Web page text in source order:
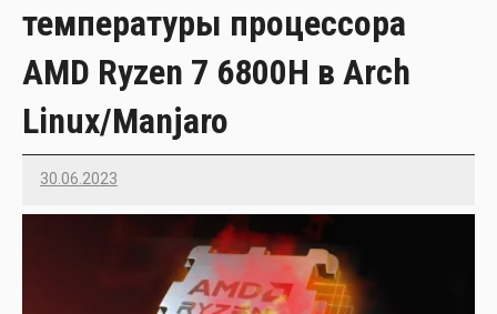
температуры процессора
AMD Ryzen 7 6800H в Arch
Linux/Manjaro
30.06.2023
Imatvey